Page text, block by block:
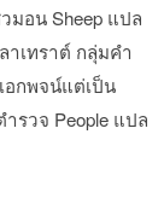
มอน Sheep แปล
าเทราต์ กลุ่มคำ
อกพจน์แต่เป็น
รวจ People แปล